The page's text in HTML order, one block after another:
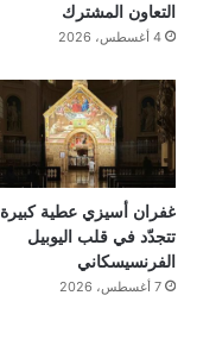
التعاون المشترك
4 أغسطس، 2026
غفران أسيزي عطية كبيرة
تتجدّد في قلب اليوبيل
الفرنسيسكاني
7 أغسطس، 2026